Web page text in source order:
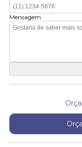
Mensagem